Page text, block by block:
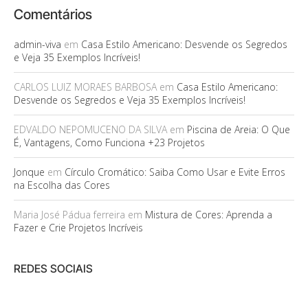
Comentários
admin-viva em Casa Estilo Americano: Desvende os Segredos
e Veja 35 Exemplos Incríveis!
CARLOS LUIZ MORAES BARBOSAem Casa Estilo Americano:
Desvende os Segredos e Veja 35 Exemplos Incríveis!
EDVALDO NEPOMUCENO DA SILVAem Piscina de Areia: O Que
É, Vantagens, Como Funciona +23 Projetos
Jonque em Círculo Cromático: Saiba Como Usar e Evite Erros
na Escolha das Cores
Maria José Pádua ferreira em Mistura de Cores: Aprenda a
Fazer e Crie Projetos Incríveis
REDES SOCIAIS